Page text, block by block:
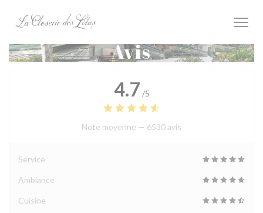
Avis
4.7 /5
Note moyenne — 6530 avis
Service
Ambiance
Cuisine